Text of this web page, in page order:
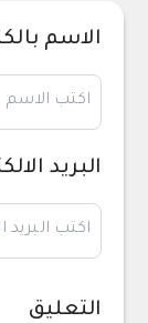
الاسم
البريد
التعليق